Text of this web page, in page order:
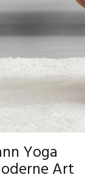
Yoga
Art